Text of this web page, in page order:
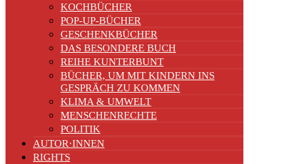
KOCHBÜCHER
POP-UP-BÜCHER
GESCHENKBÜCHER
DAS BESONDERE BUCH
REIHE KUNTERBUNT
BÜCHER, UM MIT KINDERN INS
GESPRÄCH ZU KOMMEN
KLIMA & UMWELT
MENSCHENRECHTE
POLITIK
AUTOR·INNEN
RIGHTS